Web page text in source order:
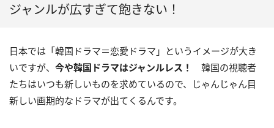
ジャンルが広すぎて飽きない！
日本では「韓国ドラマ＝恋愛ドラマ」というイメージが大き
いですが、 今や韓国ドラマはジャンルレス！
韓国の視聴者
たちはいつも新しいものを求めているので、じゃんじゃん目
新しい画期的なドラマが出てくるんです。